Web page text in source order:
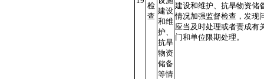
检
查
建设
和维
护、
抗旱
物资
储备
等情
建设和维护、抗旱物资储
情况加强监督检查，发现
应当及时处理或者责成有
门和单位限期处理。